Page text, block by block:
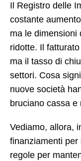
Il Registro delle
costante
ma le dimensioni
ridotte. Il
ma il tasso di
settori. Cosa
nuove società
bruciano cassa
Vediamo, allora,
finanziamenti
regole per